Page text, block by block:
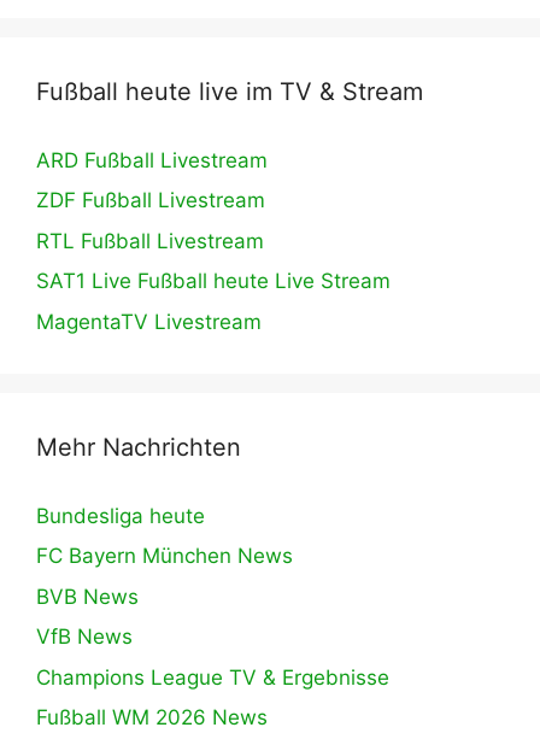
Fußball heute live im TV & Stream
ARD Fußball Livestream
ZDF Fußball Livestream
RTL Fußball Livestream
SAT1 Live Fußball heute Live Stream
MagentaTV Livestream
Mehr Nachrichten
Bundesliga heute
FC Bayern München News
BVB News
VfB News
Champions League TV & Ergebnisse
Fußball WM 2026 News